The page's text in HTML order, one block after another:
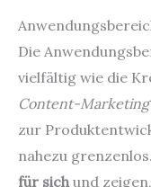
Die
vielfältig wie die
Content-Marketing
zur
nahezu grenzenlos.
für sichund